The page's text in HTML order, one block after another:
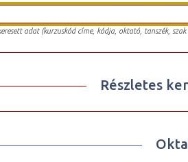
adat (kurzuskód címe, kódja, oktató, tanszék,
Részletes